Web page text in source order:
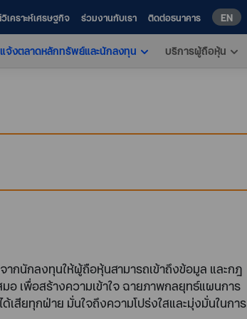
เคราะห์เศรษฐกิจ ร่วมงานกับเรา ติดต่อธนาคาร EN
จ้งตลาดหลักทรัพย์และนักลงทุน บริการผู้ถือหุ้น
กนักลงทุนให้ผู้ถือหุ้นสามารถเข้าถึงข้อมูล และกฎ
เพื่อสร้างความเข้าใจ ฉายภาพกลยุทธ์แผนการ
สียทุกฝ่าย มั่นใจถึงความโปร่งใสและมุ่งมั่นในการ